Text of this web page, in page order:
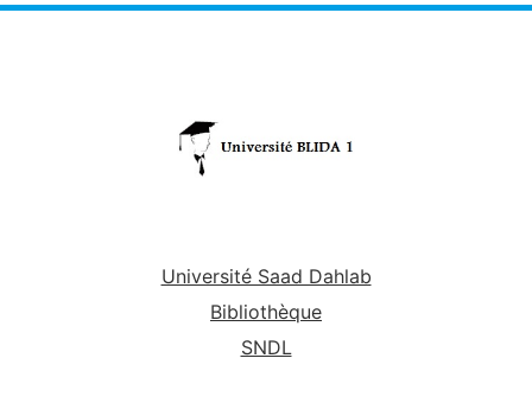
Université Saad Dahlab
Bibliothèque
SNDL